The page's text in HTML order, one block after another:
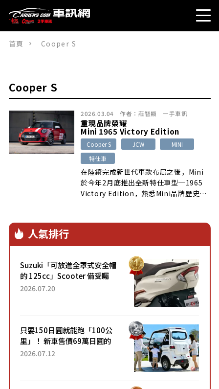
首頁 Cooper S
Cooper S
2026.03.04 作者： 莊智顯 一手車訊
重現品牌榮耀
Mini 1965 Victory Edition
Cooper S JCW
MINI
特仕車
在陸續完成新世代車款布局之後，Mini
於今年2月底推出全新特仕車型─1965
Victory Edition，熟悉Mini品牌歷史的
年蒙地卡羅拉力賽冠軍歷史，同時為滿足
Cooper S、JCW與JCW Electric三種動
力配置選擇，3月起開始在特定地區上
市、歐洲地區為7月，總代理汎德則表示
預計於第2季限量引進，目前仍在與原廠
人氣排行
Suzuki「可放進全罩式安全帽
的 125cc」Scooter 備受矚
目！採用全新流線設計與各項
2026.07.20
只要150日圓就能跑「100公
里」！ 新車售價69萬日圓的
「3人座」Trike大受歡迎！ 順
2026.07.12